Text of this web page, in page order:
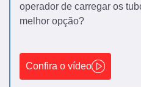
operador de carregar os
melhor opção?
Confira o vídeo